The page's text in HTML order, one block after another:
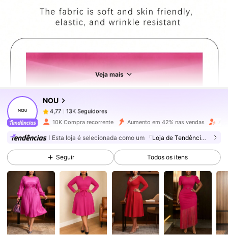
Veja mais
NOU
4,77 13K Seguidores
4,77
a***apago1 dia atrás
4,77 13K Seguidores
4,77 13K Seguidores
4,77 13K Seguidores
10K Compra recorrente Aumento em 42% nas vendas
Esta loja é selecionada como um 「Loja de Tendências」
Seguir Todos os itens